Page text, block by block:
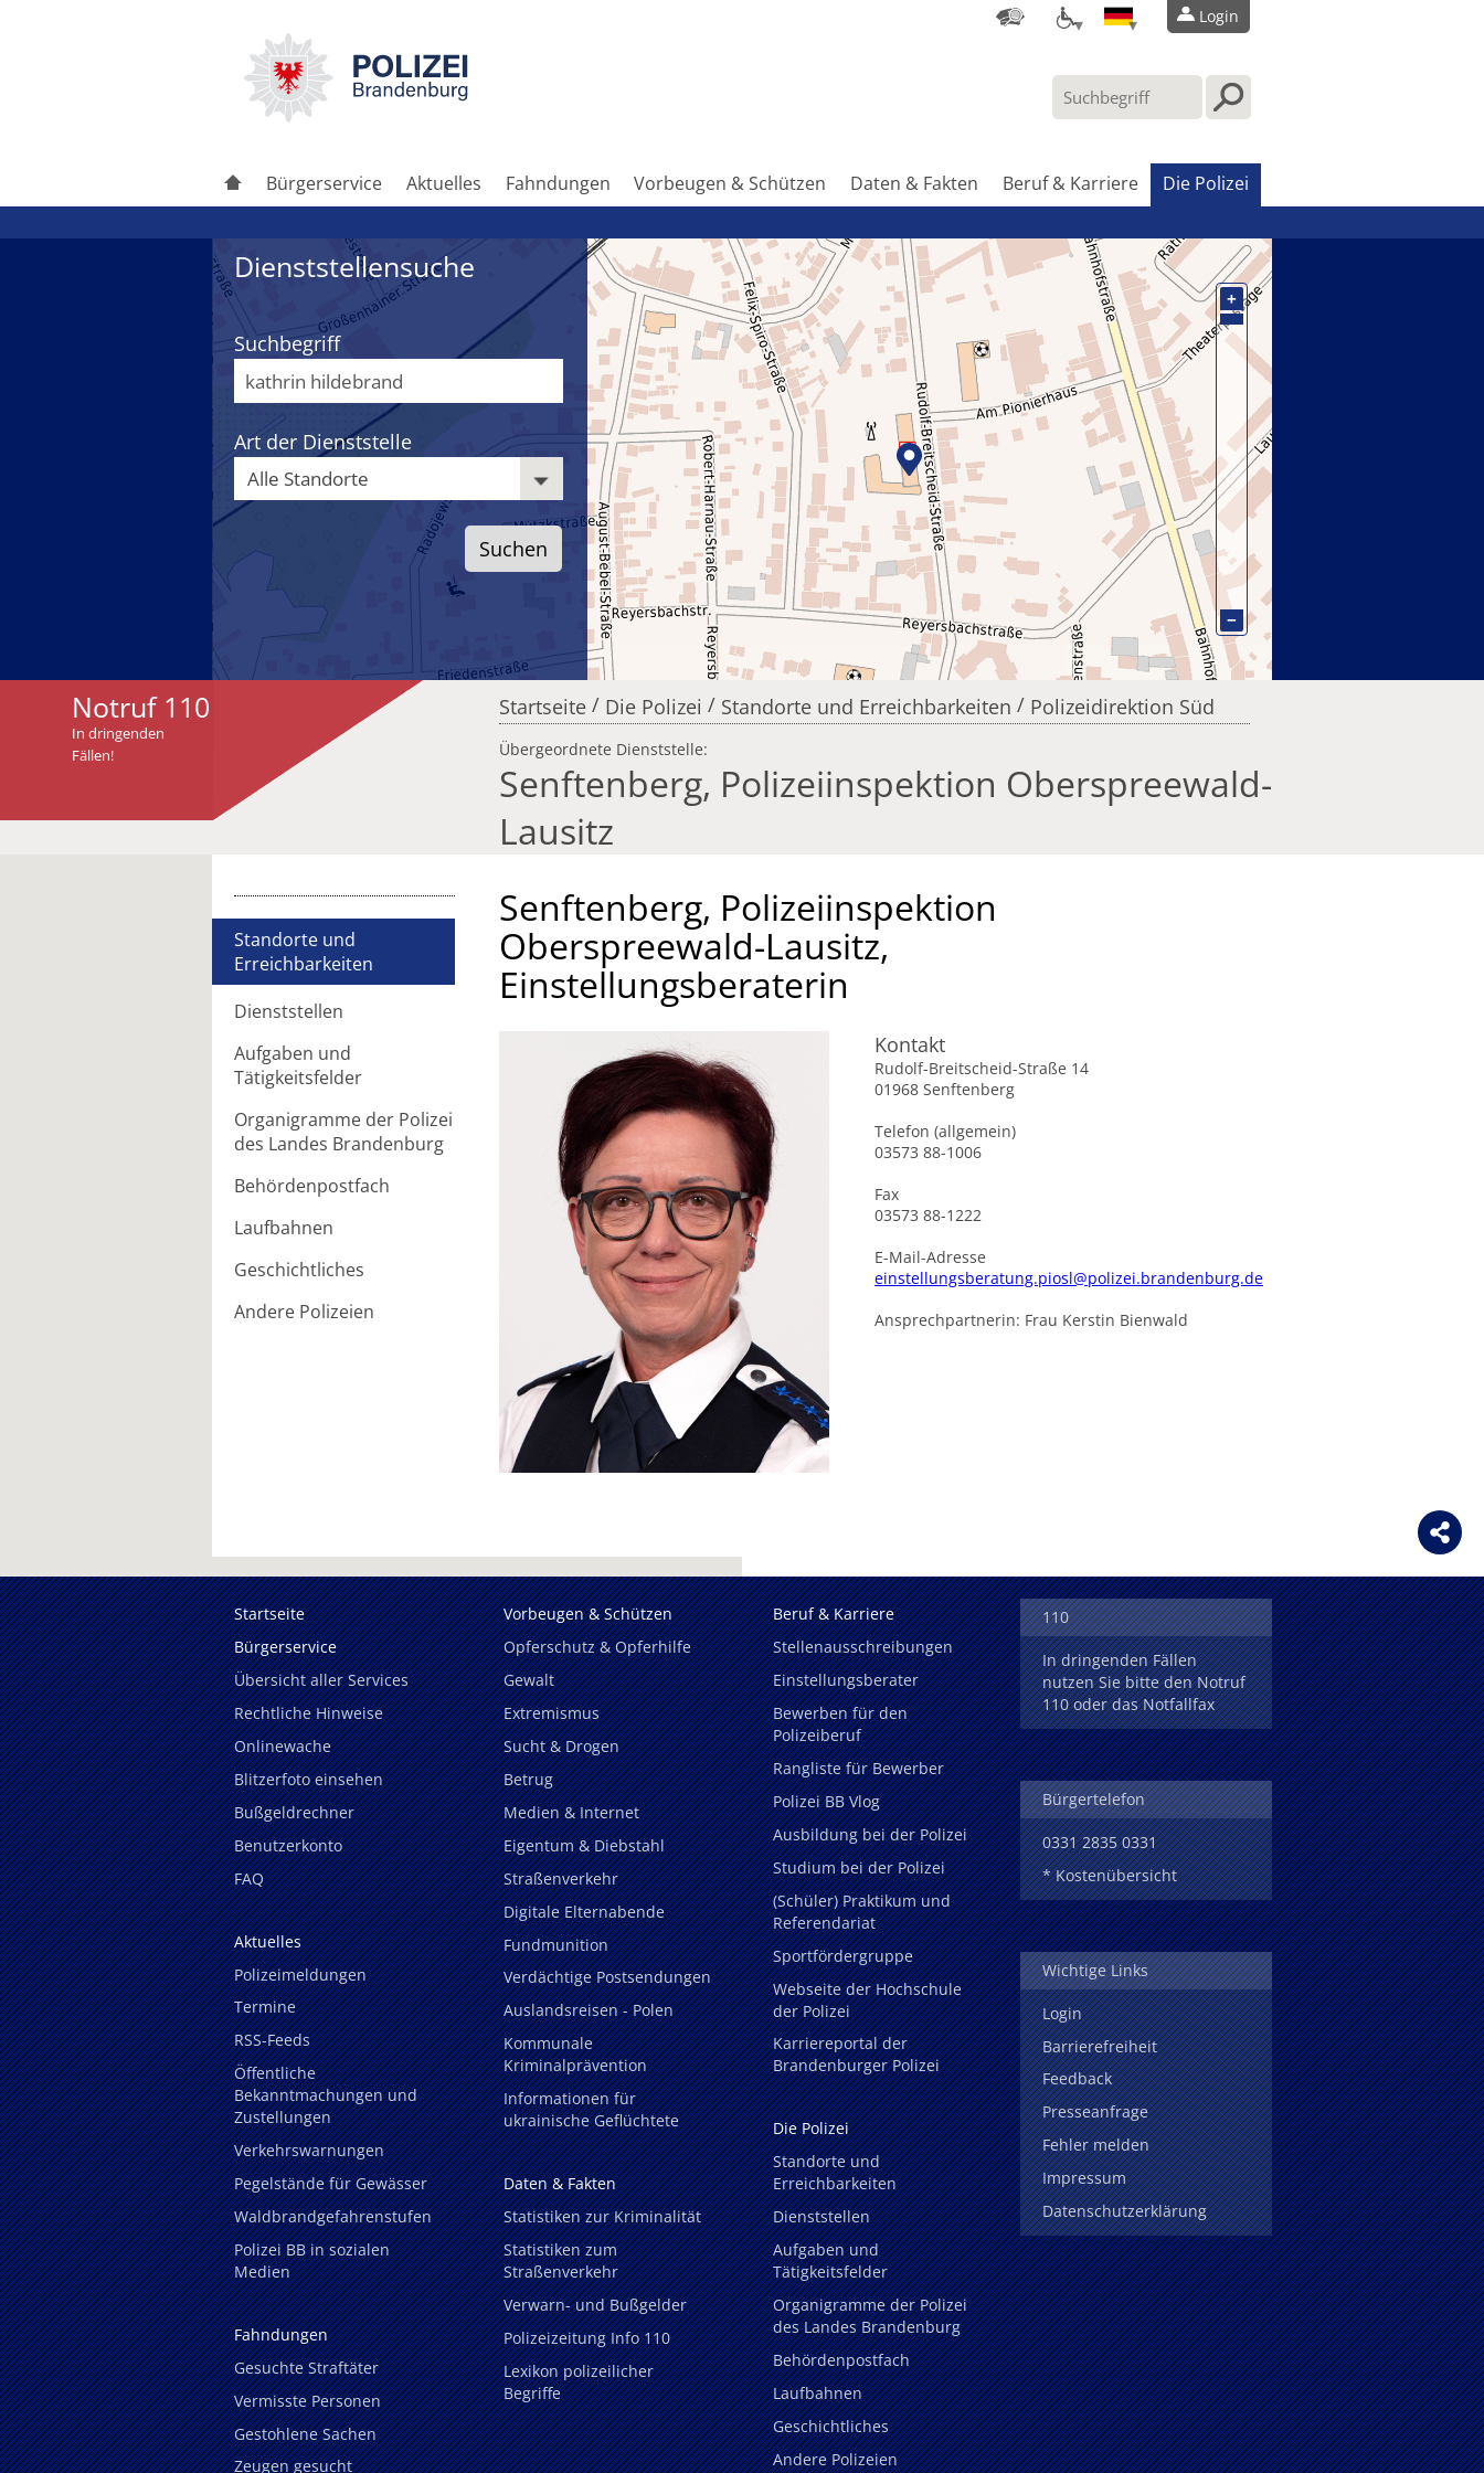
Login
Bürgerservice Aktuelles Fahndungen Vorbeugen & Schützen Daten & Fakten Beruf & Karriere Die Polizei
+
−
Dienststellensuche
Suchbegriff
Art der Dienststelle
Alle Standorte
Notruf 110
In dringenden
Fällen!
Startseite / Die Polizei / Standorte und Erreichbarkeiten / Polizeidirektion Süd
Übergeordnete Dienststelle:
Senftenberg, Polizeiinspektion Oberspreewald-
Lausitz
Standorte und
Erreichbarkeiten
Dienststellen
Aufgaben und
Tätigkeitsfelder
Organigramme der Polizei
des Landes Brandenburg
Behördenpostfach
Laufbahnen
Geschichtliches
Andere Polizeien
Senftenberg, Polizeiinspektion
Oberspreewald-Lausitz,
Einstellungsberaterin
Kontakt
Rudolf-Breitscheid-Straße 14
01968 Senftenberg
Telefon (allgemein)
03573 88-1006
Fax
03573 88-1222
E-Mail-Adresse
einstellungsberatung.piosl@polizei.brandenburg.de
Ansprechpartnerin: Frau Kerstin Bienwald
Startseite
Bürgerservice
Übersicht aller Services
Rechtliche Hinweise
Onlinewache
Blitzerfoto einsehen
Bußgeldrechner
Benutzerkonto
FAQ
Aktuelles
Polizeimeldungen
Termine
RSS-Feeds
Öffentliche
Bekanntmachungen und
Zustellungen
Verkehrswarnungen
Pegelstände für Gewässer
Waldbrandgefahrenstufen
Polizei BB in sozialen
Medien
Fahndungen
Gesuchte Straftäter
Vermisste Personen
Gestohlene Sachen
Zeugen gesucht
Vorbeugen & Schützen
Opferschutz & Opferhilfe
Gewalt
Extremismus
Sucht & Drogen
Betrug
Medien & Internet
Eigentum & Diebstahl
Straßenverkehr
Digitale Elternabende
Fundmunition
Verdächtige Postsendungen
Auslandsreisen - Polen
Kommunale
Kriminalprävention
Informationen für
ukrainische Geflüchtete
Daten & Fakten
Statistiken zur Kriminalität
Statistiken zum
Straßenverkehr
Verwarn- und Bußgelder
Polizeizeitung Info 110
Lexikon polizeilicher
Begriffe
Beruf & Karriere
Stellenausschreibungen
Einstellungsberater
Bewerben für den
Polizeiberuf
Rangliste für Bewerber
Polizei BB Vlog
Ausbildung bei der Polizei
Studium bei der Polizei
(Schüler) Praktikum und
Referendariat
Sportfördergruppe
Webseite der Hochschule
der Polizei
Karriereportal der
Brandenburger Polizei
Die Polizei
Standorte und
Erreichbarkeiten
Dienststellen
Aufgaben und
Tätigkeitsfelder
Organigramme der Polizei
des Landes Brandenburg
Behördenpostfach
Laufbahnen
Geschichtliches
Andere Polizeien
110
In dringenden Fällen
nutzen Sie bitte den Notruf
110 oder das Notfallfax
Bürgertelefon
0331 2835 0331
* Kostenübersicht
Wichtige Links
Login
Barrierefreiheit
Feedback
Presseanfrage
Fehler melden
Impressum
Datenschutzerklärung